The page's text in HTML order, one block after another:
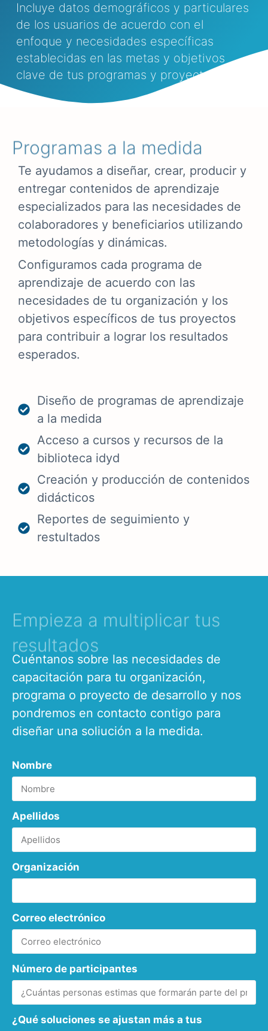
Incluye datos demográficos y particulares
de los usuarios de acuerdo con el
enfoque y necesidades específicas
establecidas en las metas y objetivos
clave de tus programas y proyectos.
Programas a la medida
Te ayudamos a diseñar, crear, producir y
entregar contenidos de aprendizaje
especializados para las necesidades de
colaboradores y beneficiarios utilizando
metodologías y dinámicas.
Configuramos cada programa de
aprendizaje de acuerdo con las
necesidades de tu organización y los
objetivos específicos de tus proyectos
para contribuir a lograr los resultados
esperados.
Diseño de programas de aprendizaje
a la medida
Acceso a cursos y recursos de la
biblioteca idyd
Creación y producción de contenidos
didácticos
Reportes de seguimiento y
restultados
Empieza a multiplicar tus
resultados
Cuéntanos sobre las necesidades de
capacitación para tu organización,
programa o proyecto de desarrollo y nos
pondremos en contacto contigo para
diseñar una soliución a la medida.
Nombre
Apellidos
Organización
Correo electrónico
Número de participantes
¿Qué soluciones se ajustan más a tus